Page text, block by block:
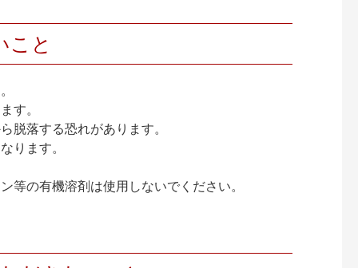
こと
す。
脱落する恐れがあります。
ります。
の有機溶剤は使用しないでください。